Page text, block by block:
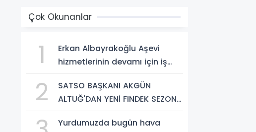
Çok Okunanlar
1
Erkan Albayrakoğlu Aşevi
hizmetlerinin devamı için iş
2
SATSO BAŞKANI AKGÜN
ALTUĞ'DAN YENİ FINDEK SEZONU
Yurdumuzda bugün hava